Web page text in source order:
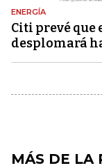
ENERGÍA
Citi prevé que
desplomará
MÁS DE LA